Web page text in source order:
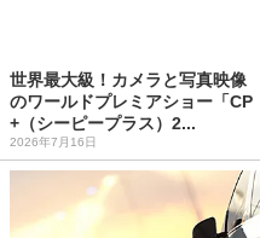
世界最大級！カメラと写真映像
のワールドプレミアショー「CP
+（シーピープラス）2...
2026年7月16日